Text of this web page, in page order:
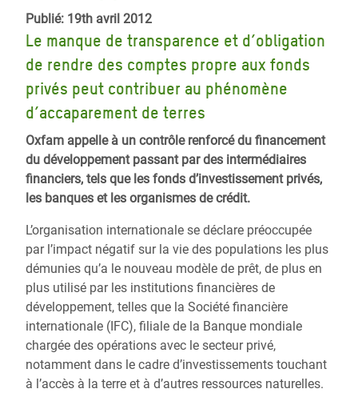
Publié: 19th avril 2012
Le manque de transparence et d’obligation
de rendre des comptes propre aux fonds
privés peut contribuer au phénomène
d’accaparement de terres
Oxfam appelle à un contrôle renforcé du financement
du développement passant par des intermédiaires
financiers, tels que les fonds d’investissement privés,
les banques et les organismes de crédit.
L’organisation internationale se déclare préoccupée
par l’impact négatif sur la vie des populations les plus
démunies qu’a le nouveau modèle de prêt, de plus en
plus utilisé par les institutions financières de
développement, telles que la Société financière
internationale (IFC), filiale de la Banque mondiale
chargée des opérations avec le secteur privé,
notamment dans le cadre d’investissements touchant
à l’accès à la terre et à d’autres ressources naturelles.